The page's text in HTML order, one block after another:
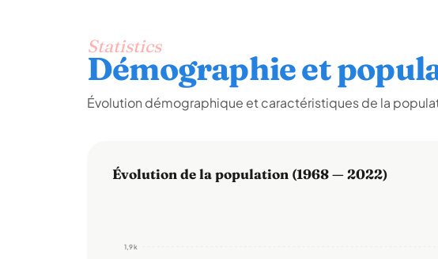
Statistics
Démographie et
Évolution démographique et caractéristiques de la
Évolution de la population (1968 — 2022)
1,9 k